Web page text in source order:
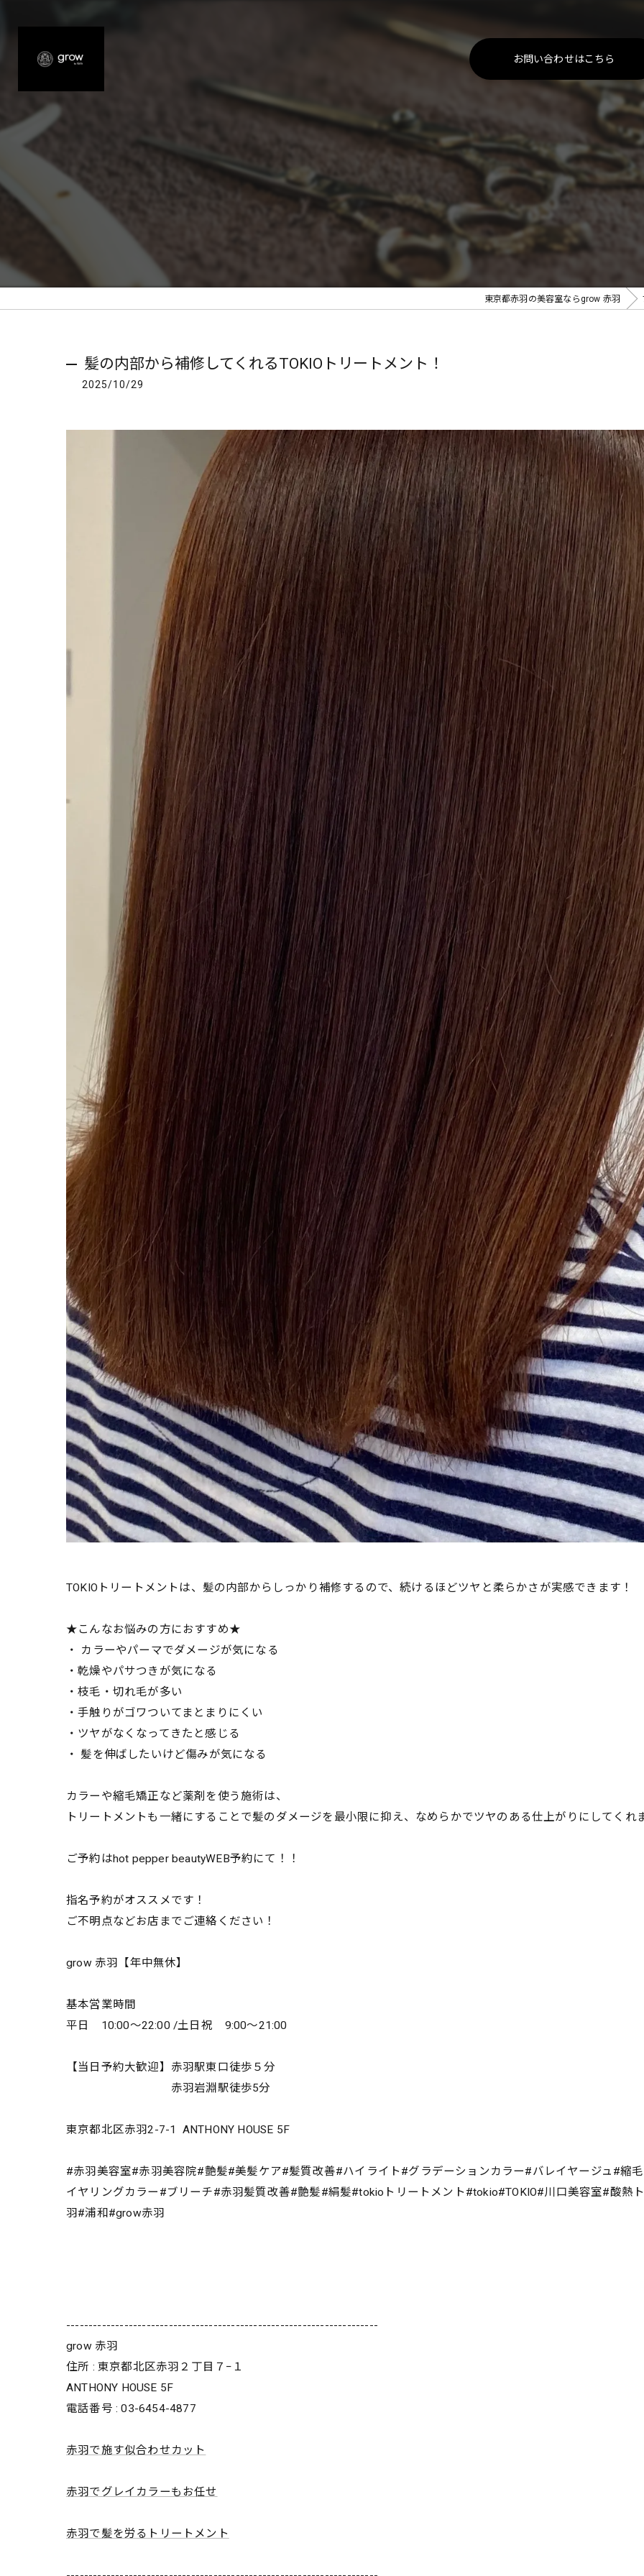
お問い合わせはこちら
東京都赤羽の美容室ならgrow 赤羽
髪の内部から補修してくれるTOKIOトリートメント！
2025/10/29
TOKIOトリートメントは、髪の内部からしっかり補修するので、続けるほどツヤと柔らかさが実感できます！
★こんなお悩みの方におすすめ★
・ カラーやパーマでダメージが気になる
・乾燥やパサつきが気になる
・枝毛・切れ毛が多い
・手触りがゴワついてまとまりにくい
・ツヤがなくなってきたと感じる
・ 髪を伸ばしたいけど傷みが気になる
カラーや縮毛矯正など薬剤を使う施術は、
トリートメントも一緒にすることで髪のダメージを最小限に抑え、なめらかでツヤのある仕上がりにしてくれ
ご予約はhot pepper beautyWEB予約にて！！
指名予約がオススメです！
ご不明点などお店までご連絡ください！
grow 赤羽【年中無休】
基本営業時間
平日 10:00～22:00 /土日祝 9:00～21:00
【当日予約大歓迎】赤羽駅東口徒歩５分
赤羽岩淵駅徒歩5分
東京都北区赤羽2-7-1 ANTHONY HOUSE 5F
#赤羽美容室#赤羽美容院#艶髪#美髪ケア#髪質改善#ハイライト#グラデーションカラー#バレイヤージュ#縮
イヤリングカラー#ブリーチ#赤羽髪質改善#艶髪#絹髪#tokioトリートメント#tokio#TOKIO#川口美容室#酸
羽#浦和#grow赤羽
----------------------------------------------------------------------
grow 赤羽
住所 : 東京都北区赤羽２丁目７−１
ANTHONY HOUSE 5F
電話番号 : 03-6454-4877
赤羽で施す似合わせカット
赤羽でグレイカラーもお任せ
赤羽で髪を労るトリートメント